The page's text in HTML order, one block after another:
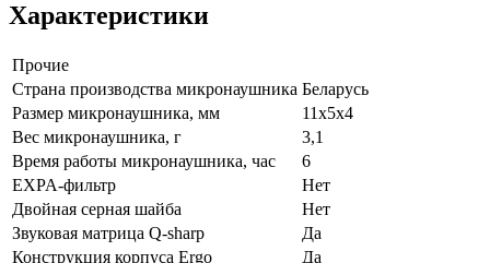
Характеристики
Прочие
Страна производства микронаушника Беларусь
Размер микронаушника, мм
11х5х4
Вес микронаушника, г
3,1
Время работы микронаушника, час
6
EXPA-фильтр
Нет
Двойная серная шайба
Нет
Звуковая матрица Q-sharp
Да
Конструкция корпуса Ergo
Да